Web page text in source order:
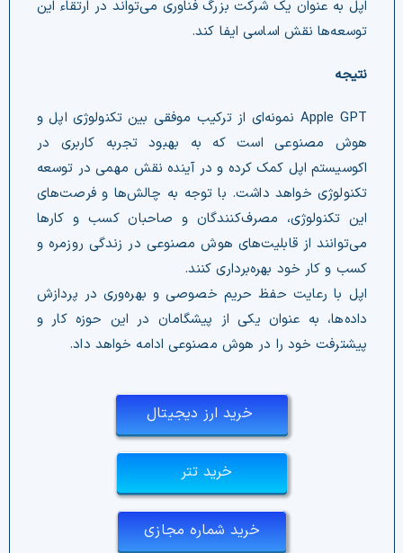
اپل به عنوان یک شرکت بزرگ فناوری می‌تواند در ارتقاء این
توسعه‌ها نقش اساسی ایفا کند.
نتیجه‌
Apple GPT نمونه‌ای از ترکیب موفقی بین تکنولوژی اپل و
هوش مصنوعی است که به بهبود تجربه کاربری در
اکوسیستم اپل کمک کرده و در آینده نقش مهمی در توسعه
تکنولوژی خواهد داشت. با توجه به چالش‌ها و فرصت‌های
این تکنولوژی، مصرف‌کنندگان و صاحبان کسب و کارها
می‌توانند از قابلیت‌های هوش مصنوعی در زندگی روزمره و
کسب و کار خود بهره‌برداری کنند.
اپل با رعایت حفظ حریم خصوصی و بهره‌وری در پردازش
داده‌ها، به عنوان یکی از پیشگامان در این حوزه کار و
پیشترفت خود را در هوش مصنوعی ادامه خواهد داد.
خرید ارز دیجیتال
خرید تتر
خرید شماره مجازی